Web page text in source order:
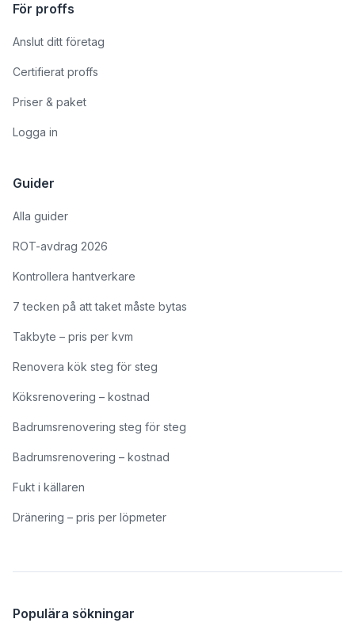
För proffs
Anslut ditt företag
Certifierat proffs
Priser & paket
Logga in
Guider
Alla guider
ROT-avdrag 2026
Kontrollera hantverkare
7 tecken på att taket måste bytas
Takbyte – pris per kvm
Renovera kök steg för steg
Köksrenovering – kostnad
Badrumsrenovering steg för steg
Badrumsrenovering – kostnad
Fukt i källaren
Dränering – pris per löpmeter
Populära sökningar